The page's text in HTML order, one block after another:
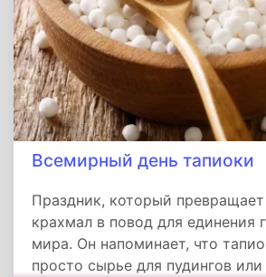
Всемирный день тапиоки
Праздник, который
крахмал в повод для единения
мира. Он напоминает, что
просто сырье для пудингов или